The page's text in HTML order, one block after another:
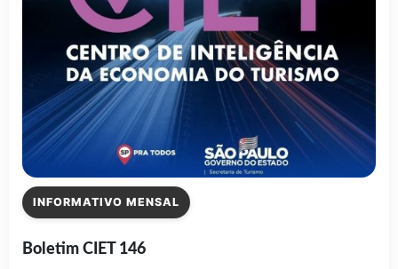
INFORMATIVO MENSAL
Boletim CIET 146